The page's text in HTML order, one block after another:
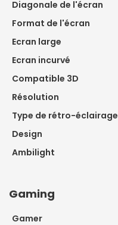
Diagonale de l'écran
Format de l'écran
Ecran large
Ecran incurvé
Compatible 3D
Résolution
Type de rétro-éclairage
Design
Ambilight
Gaming
Gamer